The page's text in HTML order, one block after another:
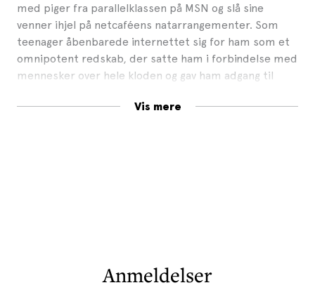
med piger fra parallelklassen på MSN og slå sine
venner ihjel på netcaféens natarrangementer. Som
teenager åbenbarede internettet sig for ham som et
omnipotent redskab, der satte ham i forbindelse med
mennesker over hele kloden og gav ham adgang til
Forfatteren vover derfor den provokerende påstand,
at internettet har mistet sin kulturelle relevans – det
Vis mere
Anmeldelser